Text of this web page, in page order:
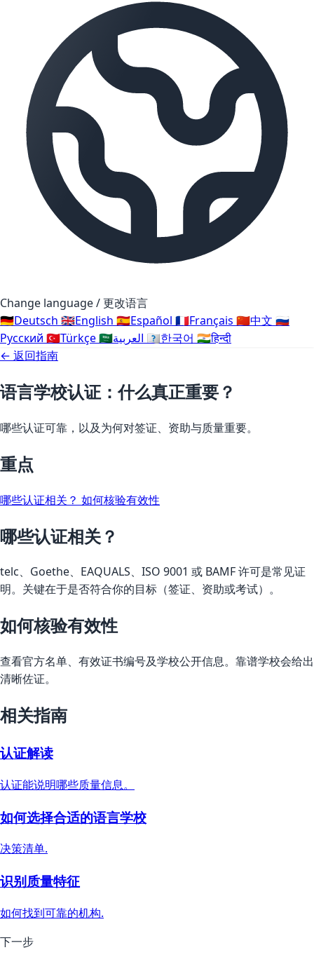
Change language / 更改语言
🇩🇪Deutsch 🇬🇧English 🇪🇸Español 🇫🇷Français 🇨🇳中文 🇷🇺
Русский 🇹🇷Türkçe🇸🇦 🇰🇷한국어 🇮🇳हिन्दी
← 返回指南
语言学校认证：什么真正重要？
哪些认证可靠，以及为何对签证、资助与质量重要。
重点
哪些认证相关？ 如何核验有效性
哪些认证相关？
telc、Goethe、EAQUALS、ISO 9001 或 BAMF 许可是常见证
明。关键在于是否符合你的目标（签证、资助或考试）。
如何核验有效性
查看官方名单、有效证书编号及学校公开信息。靠谱学校会给出
清晰佐证。
相关指南
认证解读
认证能说明哪些质量信息。
如何选择合适的语言学校
决策清单.
识别质量特征
如何找到可靠的机构.
下一步